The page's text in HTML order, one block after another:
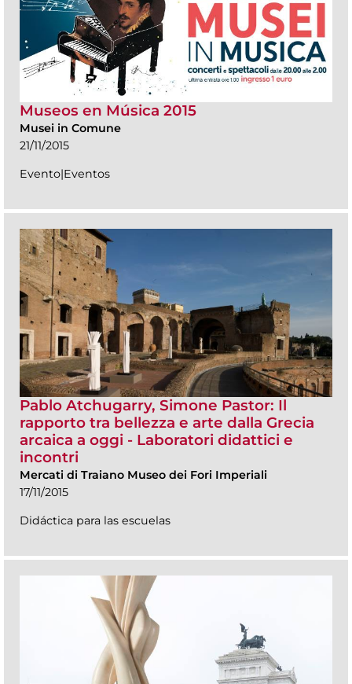
Museos en Música 2015
Musei in Comune
21/11/2015
Evento|Eventos
Pablo Atchugarry, Simone Pastor: Il
rapporto tra bellezza e arte dalla Grecia
arcaica a oggi - Laboratori didattici e
incontri
Mercati di Traiano Museo dei Fori Imperiali
17/11/2015
Didáctica para las escuelas